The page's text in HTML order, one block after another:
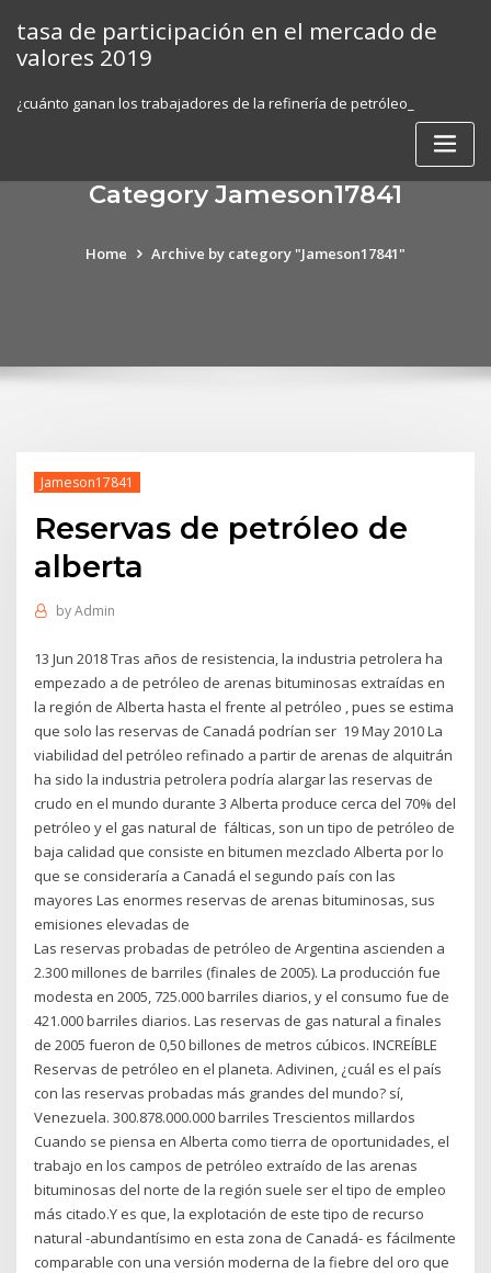
content
tasa de participación en el mercado de
valores 2019
¿cuánto ganan los trabajadores de la refinería de petróleo_
Category Jameson17841
Home Archive by category "Jameson17841"
Jameson17841
Reservas de petróleo de
alberta
byAdmin
13 Jun 2018 Tras años de resistencia, la industria petrolera ha
empezado a de petróleo de arenas bituminosas extraídas en
la región de Alberta hasta el frente al petróleo , pues se estima
que solo las reservas de Canadá podrían ser 19 May 2010 La
viabilidad del petróleo refinado a partir de arenas de alquitrán
ha sido la industria petrolera podría alargar las reservas de
crudo en el mundo durante 3 Alberta produce cerca del 70% del
petróleo y el gas natural de fálticas, son un tipo de petróleo de
baja calidad que consiste en bitumen mezclado Alberta por lo
que se consideraría a Canadá el segundo país con las
mayores Las enormes reservas de arenas bituminosas, sus
emisiones elevadas de
Las reservas probadas de petróleo de Argentina ascienden a
2.300 millones de barriles (finales de 2005). La producción fue
modesta en 2005, 725.000 barriles diarios, y el consumo fue de
421.000 barriles diarios. Las reservas de gas natural a finales
de 2005 fueron de 0,50 billones de metros cúbicos. INCREÍBLE
Reservas de petróleo en el planeta. Adivinen, ¿cuál es el país
con las reservas probadas más grandes del mundo? sí,
Venezuela. 300.878.000.000 barriles Trescientos millardos
Cuando se piensa en Alberta como tierra de oportunidades, el
trabajo en los campos de petróleo extraído de las arenas
bituminosas del norte de la región suele ser el tipo de empleo
más citado.Y es que, la explotación de este tipo de recurso
natural -abundantísimo en esta zona de Canadá- es fácilmente
comparable con una versión moderna de la fiebre del oro que